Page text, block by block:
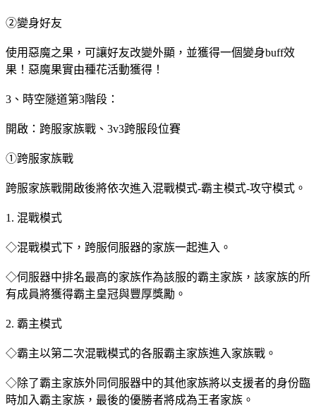
②變身好友
使用惡魔之果，可讓好友改變外顯，並獲得一個變身buff效
果！惡魔果實由種花活動獲得！
3、時空隧道第3階段：
開啟：跨服家族戰、3v3跨服段位賽
①跨服家族戰
跨服家族戰開啟後將依次進入混戰模式-霸主模式-攻守模式。
1. 混戰模式
◇混戰模式下，跨服伺服器的家族一起進入。
◇伺服器中排名最高的家族作為該服的霸主家族，該家族的所
有成員將獲得霸主皇冠與豐厚獎勵。
2. 霸主模式
◇霸主以第二次混戰模式的各服霸主家族進入家族戰。
◇除了霸主家族外同伺服器中的其他家族將以支援者的身份臨
時加入霸主家族，最後的優勝者將成為王者家族。